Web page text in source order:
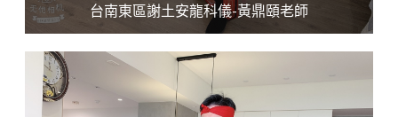
台南東區謝土安龍科儀-黃鼎頤老師